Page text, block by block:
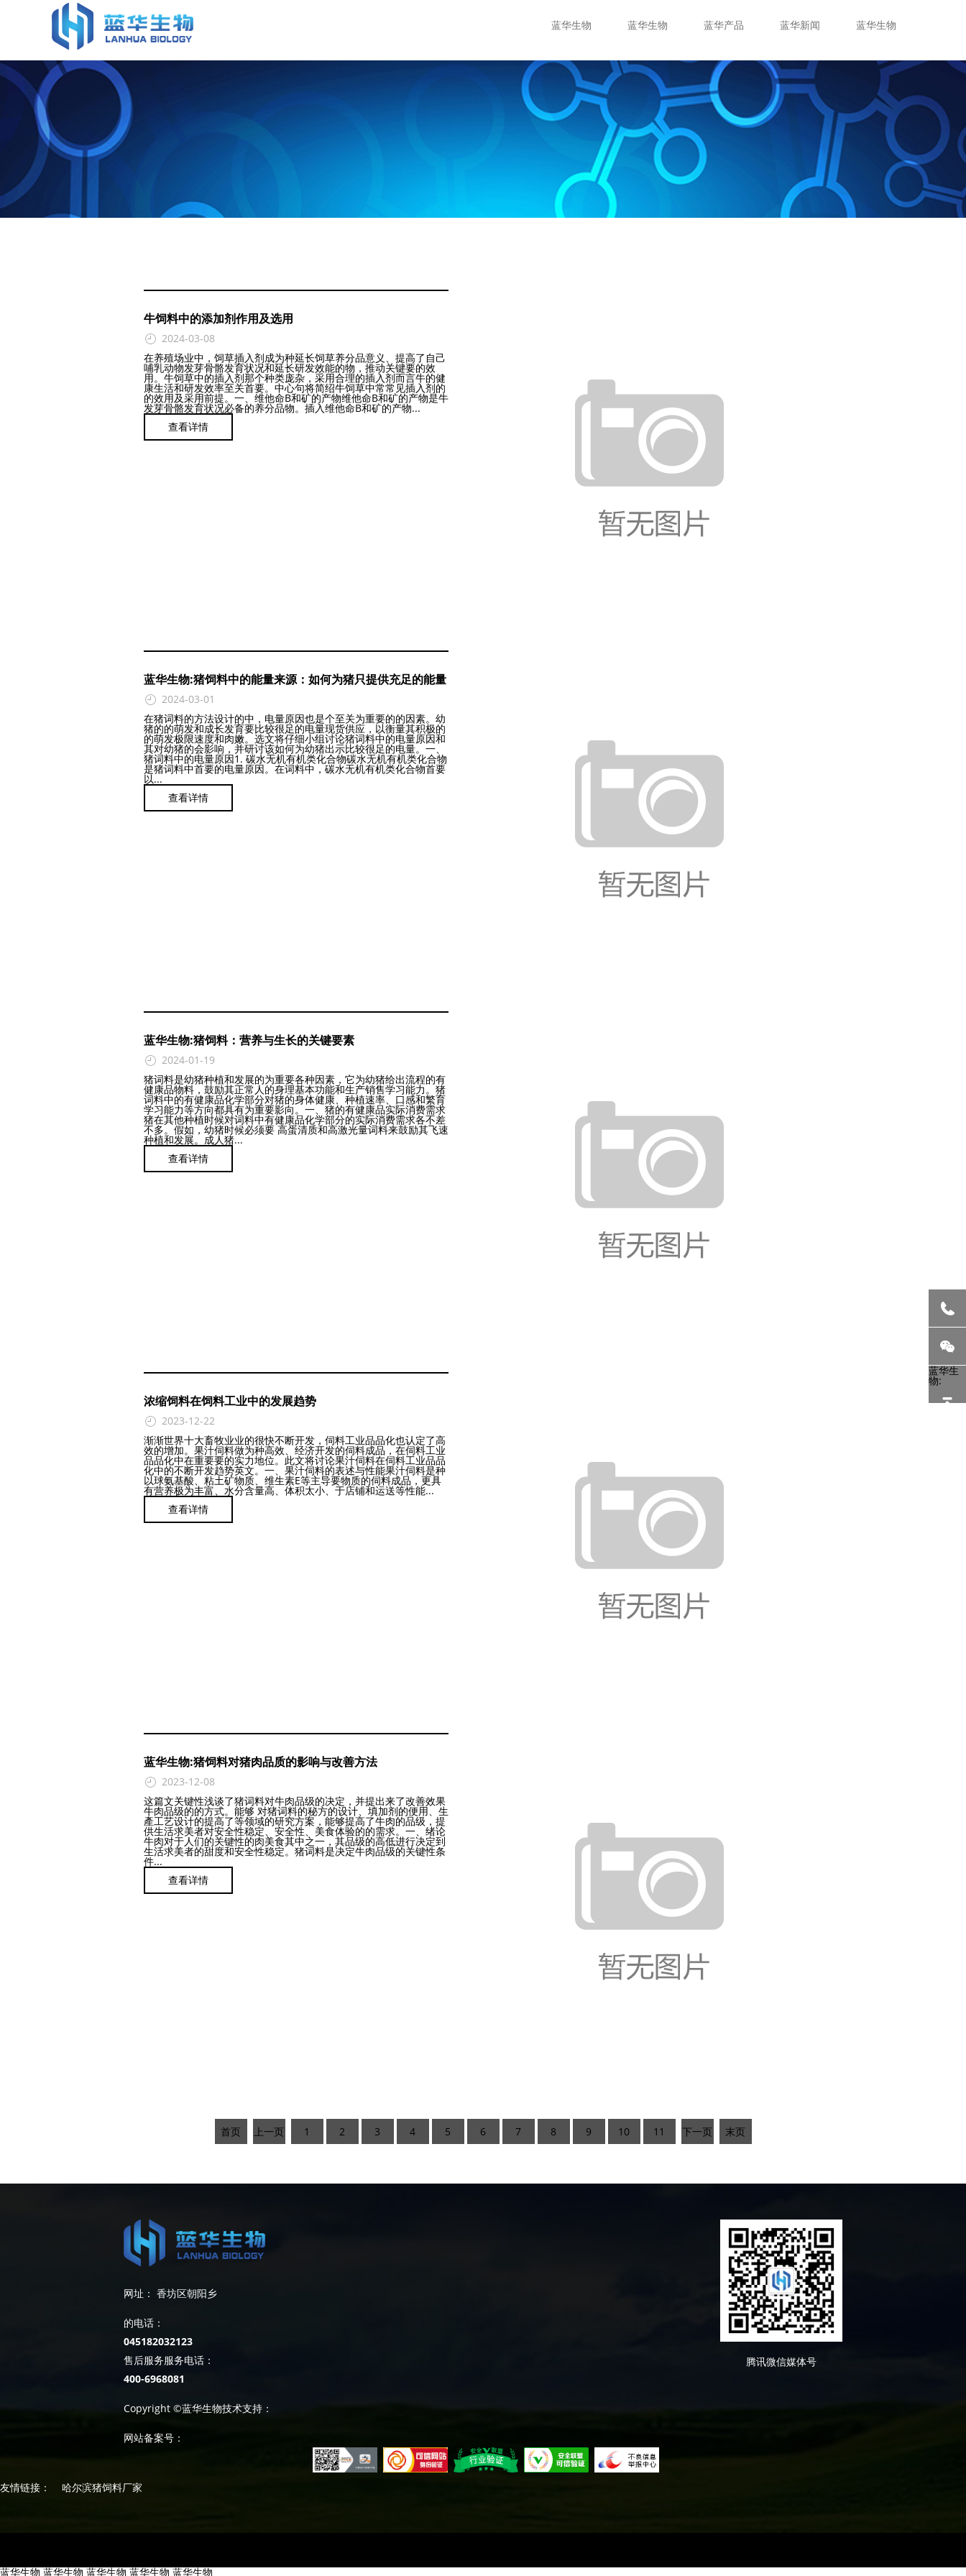
蓝华生物
蓝华生物 蓝华产品 蓝华新闻 蓝华生物
牛饲料中的添加剂作用及选用
2024-03-08
在养殖场业中，饲草插入剂成为种延长饲草养分品意义、提高了自己
哺乳动物发芽骨骼发育状况和延长研发效能的物，推动关键要的效
用。牛饲草中的插入剂那个种类庞杂，采用合理的插入剂而言牛的健
康生活和研发效率至关首要。中心句将简绍牛饲草中常常见插入剂的
的效用及采用前提。一、维他命B和矿的产物维他命B和矿的产物是牛
发芽骨骼发育状况必备的养分品物。插入维他命B和矿的产物...
查看详情
蓝华生物:猪饲料中的能量来源：如何为猪只提供充足的能量
2024-03-01
在猪词料的方法设计的中，电量原因也是个至关为重要的的因素。幼
猪的的萌发和成长发育要比较很足的电量现货供应，以衡量其积极的
的萌发极限速度和肉嫩。选文将仔细小组讨论猪词料中的电量原因和
其对幼猪的会影响，并研讨该如何为幼猪出示比较很足的电量。一、
猪词料中的电量原因1. 碳水无机有机类化合物碳水无机有机类化合物
是猪词料中首要的电量原因。在词料中，碳水无机有机类化合物首要
以...
查看详情
蓝华生物:猪饲料：营养与生长的关键要素
2024-01-19
猪词料是幼猪种植和发展的为重要各种因素，它为幼猪给出流程的有
健康品物料，鼓励其正常人的身理基本功能和生产销售学习能力。猪
词料中的有健康品化学部分对猪的身体健康、种植速率、口感和繁育
学习能力等方向都具有为重要影向。一、猪的有健康品实际消费需求
猪在其他种植时候对词料中有健康品化学部分的实际消费需求各不差
不多。假如，幼猪时候必须要 高蛋清质和高激光量词料来鼓励其飞速
种植和发展。成人猪...
查看详情
浓缩饲料在饲料工业中的发展趋势
2023-12-22
渐渐世界十大畜牧业业的很快不断开发，伺料工业品品化也认定了高
效的增加。果汁伺料做为种高效、经济开发的伺料成品，在伺料工业
品品化中在重要要的实力地位。此文将讨论果汁伺料在伺料工业品品
化中的不断开发趋势英文。一、果汁伺料的表述与性能果汁伺料是种
以球氨基酸、粘土矿物质、维生素E等主导要物质的伺料成品，更具
有营养极为丰富、水分含量高、体积太小、于店铺和运送等性能...
查看详情
蓝华生物:猪饲料对猪肉品质的影响与改善方法
2023-12-08
这篇文关键性浅谈了猪词料对牛肉品级的决定，并提出来了改善效果
牛肉品级的的方式。能够 对猪词料的秘方的设计、填加剂的便用、生
產工艺设计的提高了等领域的研究方案，能够提高了牛肉的品级，提
供生活求美者对安全性稳定、安全性、美食体验的的需求。一、绪论
牛肉对于人们的关键性的肉美食其中之一，其品级的高低进行决定到
生活求美者的甜度和安全性稳定。猪词料是决定牛肉品级的关键性条
件...
查看详情
首页 上一页 1 2 3 4 5 6 7 8 9 10 11 下一页 末页
腾讯微信媒体号
网址： 香坊区朝阳乡
的电话：
045182032123
售后服务服务电话：
400-6968081
Copyright ©蓝华生物技术支持：
网站备案号：
友情链接： 哈尔滨猪饲料厂家
蓝华生
物:
蓝华生物 蓝华生物 蓝华生物 蓝华生物 蓝华生物